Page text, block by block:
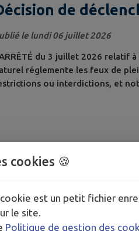
de
feux de
le lundi 06 juillet 2026
du 3 juillet 2026 relatif
réglemente les feux de
ou interdictions, et
été
déchetteries seront ouvertes
8h à 13h, et jusqu’au 29 août
cookies 🍪
est un petit fichier
le site.
Politique de gestion des